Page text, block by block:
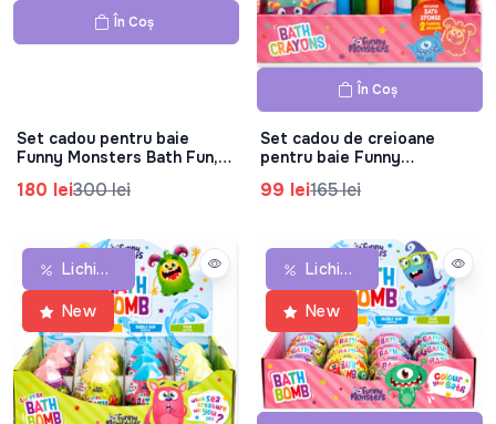
În Coș
Set cadou pentru baie
Funny Monsters Bath Fun,
180 lei300 lei
În Coș
Set cadou de creioane
pentru baie Funny
99 lei165 lei
Lichidare De Stoc
New
Lichidare De Stoc
New